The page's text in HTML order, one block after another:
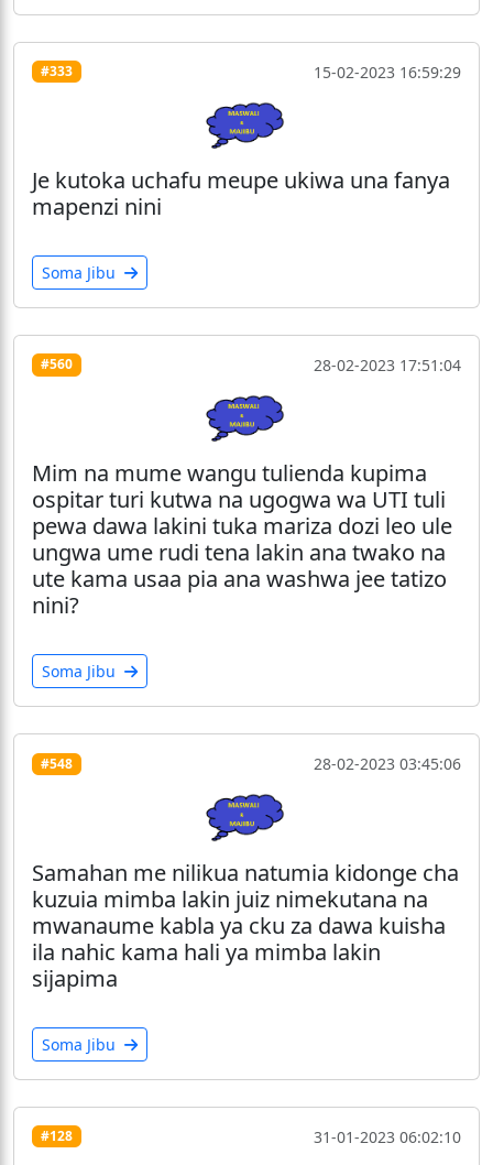
#333 15-02-2023 16:59:29
Je kutoka uchafu meupe ukiwa una fanya
mapenzi nini
Soma Jibu
#560 28-02-2023 17:51:04
Mim na mume wangu tulienda kupima
ospitar turi kutwa na ugogwa wa UTI tuli
pewa dawa lakini tuka mariza dozi leo ule
ungwa ume rudi tena lakin ana twako na
ute kama usaa pia ana washwa jee tatizo
nini?
Soma Jibu
#548 28-02-2023 03:45:06
Samahan me nilikua natumia kidonge cha
kuzuia mimba lakin juiz nimekutana na
mwanaume kabla ya cku za dawa kuisha
ila nahic kama hali ya mimba lakin
sijapima
Soma Jibu
#128 31-01-2023 06:02:10